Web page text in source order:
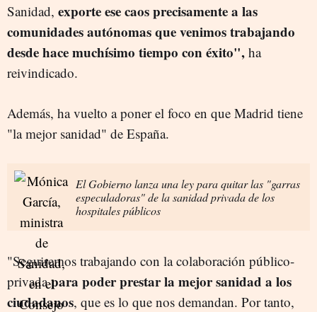
Sanidad, exporte ese caos precisamente a las
comunidades autónomas que venimos trabajando
desde hace muchísimo tiempo con éxito", ha
reivindicado.
Además, ha vuelto a poner el foco en que Madrid tiene
"la mejor sanidad" de España.
El Gobierno lanza una ley para quitar las "garras
especuladoras" de la sanidad privada de los
hospitales públicos
"Seguiremos trabajando con la colaboración público-
privadapara poder prestar la mejor sanidad a los
ciudadanos, que es lo que nos demandan. Por tanto,